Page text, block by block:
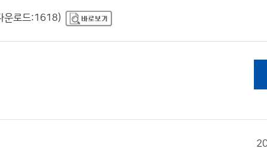
운로드:1618)